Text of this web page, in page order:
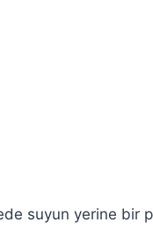
suyun yerine bir